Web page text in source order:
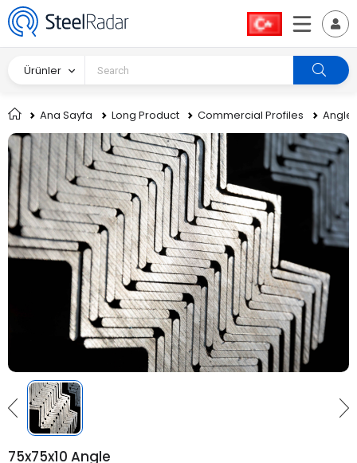
Ürünler
Ana Sayfa Long Product Commercial Profiles Angle
75x75x10 Angle